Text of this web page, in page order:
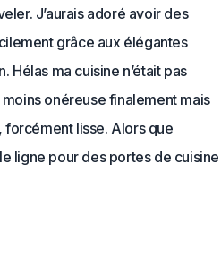
J’aurais adoré avoir des
grâce aux élégantes
ma cuisine n’était pas
onéreuse finalement mais
forcément lisse. Alors que
ligne pour des portes de cuisine